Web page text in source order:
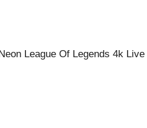
League Of Legends 4k Live